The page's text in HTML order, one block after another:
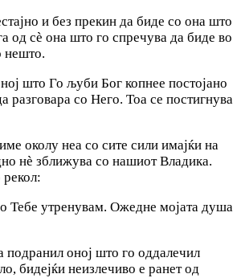
и без прекин да биде со она што
од сѐ она што го спречува да биде во
нешто.
што Го љуби Бог копнее постојано
разговара со Него. Тоа се постигнува
околу неа со сите сили имајќи на
нѐ зближува со нашиот Владика.
Тебе утренувам. Ожедне мојата душа
подранил оној што го оддалечил
бидејќи неизлечиво е ранет од